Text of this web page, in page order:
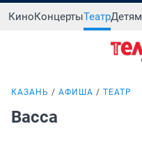
КиноКонцертыТеатрДетям
КАЗАНЬ АФИША ТЕАТР
Васса